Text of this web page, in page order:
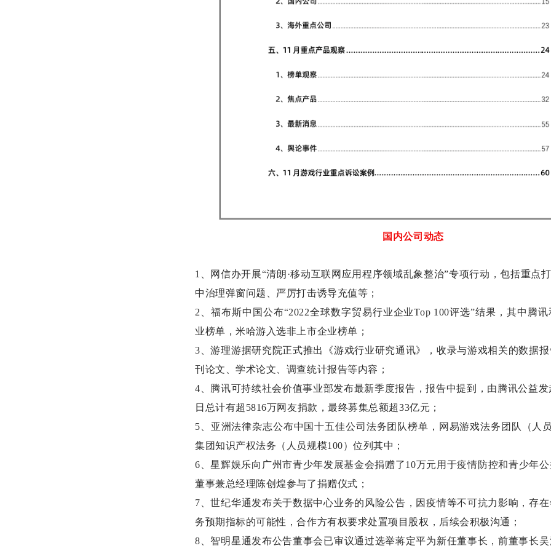
国内公司动态
1、网信办开展“清朗·移动互联网应用程序领域乱象整治”专项行动，包括重点
中治理弹窗问题、严厉打击诱导充值等；
2、福布斯中国公布“2022全球数字贸易行业企业Top 100评选”结果，其中腾
业榜单，米哈游入选非上市企业榜单；
3、游理游据研究院正式推出《游戏行业研究通讯》，收录与游戏相关的数据
刊论文、学术论文、调查统计报告等内容；
4、腾讯可持续社会价值事业部发布最新季度报告，报告中提到，由腾讯公益发
日总计有超5816万网友捐款，最终募集总额超33亿元；
5、亚洲法律杂志公布中国十五佳公司法务团队榜单，网易游戏法务团队（人
集团知识产权法务（人员规模100）位列其中；
6、星辉娱乐向广州市青少年发展基金会捐赠了10万元用于疫情防控和青少年
董事兼总经理陈创煌参与了捐赠仪式；
7、世纪华通发布关于数据中心业务的风险公告，因疫情等不可抗力影响，存
务预期指标的可能性，合作方有权要求处置项目股权，后续会积极沟通；
8、智明星通发布公告董事会已审议通过选举蒋定平为新任董事长，前董事长